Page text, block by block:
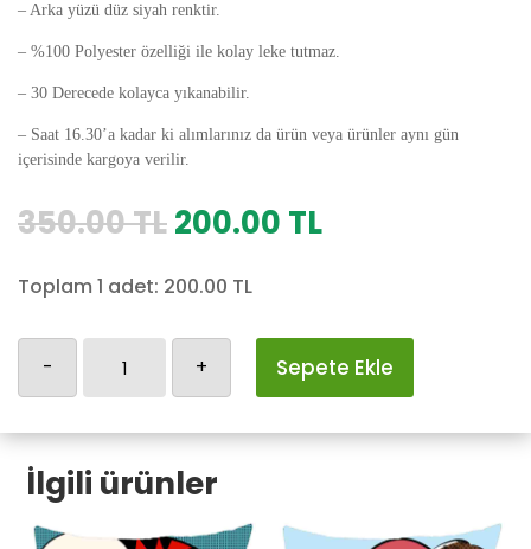
– Arka yüzü düz siyah renktir.
– %100 Polyester özelliği ile kolay leke tutmaz.
– 30 Derecede kolayca yıkanabilir.
– Saat 16.30’a kadar ki alımlarınız da ürün veya ürünler aynı gün
içerisinde kargoya verilir.
350.00TLOrijinal
350.00 TL.
200.00 TLŞu
Toplam 1 adet: 200.00 TL
- + Sepete Ekle
İlgili ürünler